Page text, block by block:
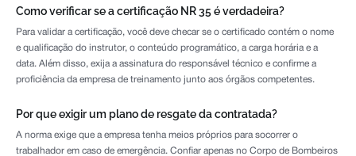
Como verificar se a certificação NR 35 é verdadeira?
Para validar a certificação, você deve checar se o certificado contém o nome
e qualificação do instrutor, o conteúdo programático, a carga horária e a
data. Além disso, exija a assinatura do responsável técnico e confirme a
proficiência da empresa de treinamento junto aos órgãos competentes.
Por que exigir um plano de resgate da contratada?
A norma exige que a empresa tenha meios próprios para socorrer o
trabalhador em caso de emergência. Confiar apenas no Corpo de Bombeiros